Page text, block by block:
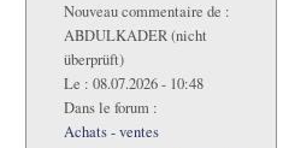
Nouveau commentaire de :
ABDULKADER (nicht
überprüft)
Le : 08.07.2026 - 10:48
Dans le forum :
Achats - ventes